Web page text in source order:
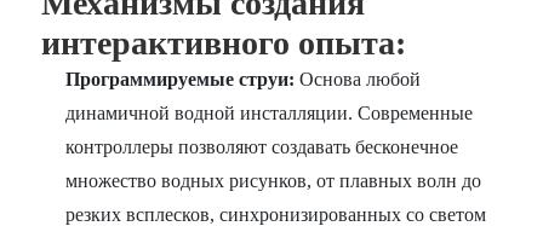
интерактивного опыта:
Программируемые струи: Основа любой
динамичной водной инсталляции. Современные
контроллеры позволяют создавать бесконечное
множество водных рисунков, от плавных волн до
резких всплесков, синхронизированных со светом